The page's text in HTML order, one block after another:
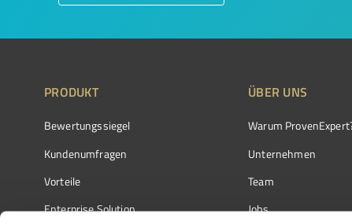
PRODUKT
Bewertungssiegel
Kundenumfragen
Vorteile
Enterprise Solution
ÜBER UNS
Warum
Unternehmen
Team
Jobs